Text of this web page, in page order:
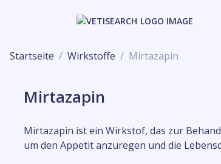
Startseite Wirkstoffe Mirtazapin
Mirtazapin
Mirtazapin ist ein Wirkstof, das zur
um den Appetit anzuregen und die